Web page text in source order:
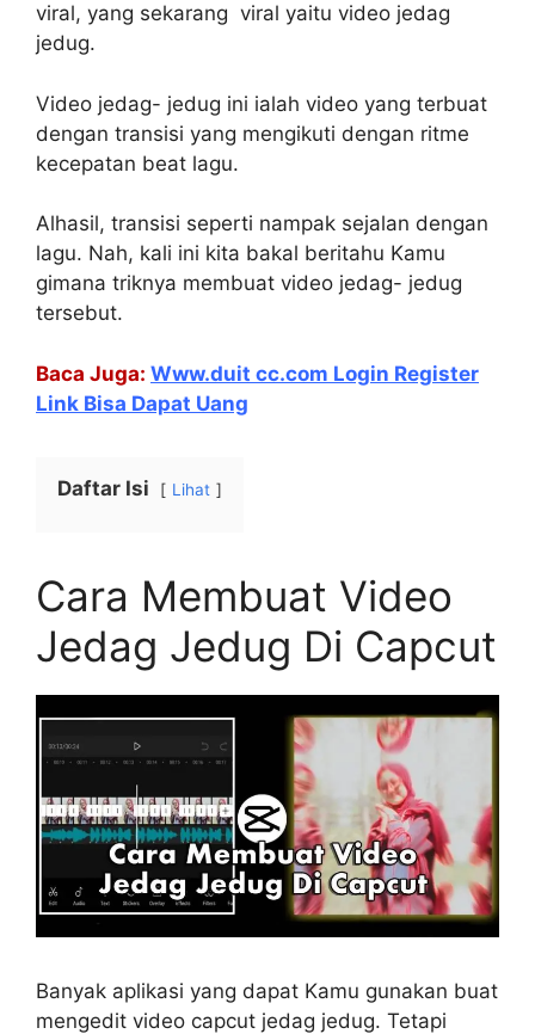
viral, yang sekarang viral yaitu video jedag
jedug.
Video jedag- jedug ini ialah video yang terbuat
dengan transisi yang mengikuti dengan ritme
kecepatan beat lagu.
Alhasil, transisi seperti nampak sejalan dengan
lagu. Nah, kali ini kita bakal beritahu Kamu
gimana triknya membuat video jedag- jedug
tersebut.
Baca Juga: Www.duit cc.com Login Register
Link Bisa Dapat Uang
Daftar Isi Lihat
Cara Membuat Video
Jedag Jedug Di Capcut
Banyak aplikasi yang dapat Kamu gunakan buat
mengedit video capcut jedag jedug. Tetapi